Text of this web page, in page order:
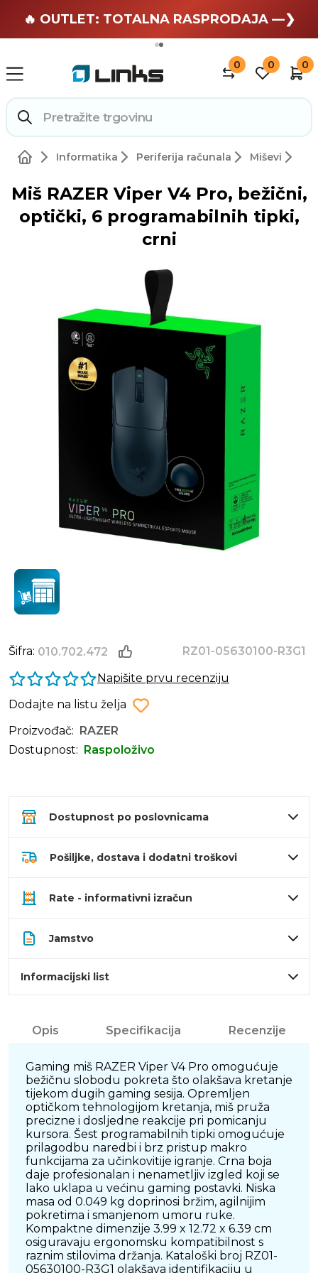
🏄 Zaslužuješ odmor —❯
🔥 OUTLET: TOTALNA RASPRODAJA —❯
0 0 0
Informatika Periferija računala Miševi
Miš RAZER Viper V4 Pro, bežični,
optički, 6 programabilnih tipki,
crni
Šifra: 010.702.472
RZ01-05630100-R3G1
Napišite prvu recenziju
Dodajte na listu želja
Proizvođač:
RAZER
Dostupnost:
Raspoloživo
Dostupnost po poslovnicama
Pošiljke, dostava i dodatni troškovi
Rate - informativni izračun
Jamstvo
Informacijski list
Opis Specifikacija Recenzije
Gaming miš RAZER Viper V4 Pro omogućuje
bežičnu slobodu pokreta što olakšava kretanje
tijekom dugih gaming sesija. Opremljen
optičkom tehnologijom kretanja, miš pruža
precizne i dosljedne reakcije pri pomicanju
kursora. Šest programabilnih tipki omogućuje
prilagodbu naredbi i brz pristup makro
funkcijama za učinkovitije igranje. Crna boja
daje profesionalan i nenametljiv izgled koji se
lako uklapa u većinu gaming postavki. Niska
masa od 0.049 kg doprinosi bržim, agilnijim
pokretima i smanjenom umoru ruke.
Kompaktne dimenzije 3.99 x 12.72 x 6.39 cm
osiguravaju ergonomsku kompatibilnost s
raznim stilovima držanja. Kataloški broj RZ01-
05630100-R3G1 olakšava identifikaciju u